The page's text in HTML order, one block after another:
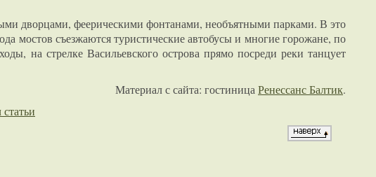
дворцами, феерическими фонтанами, необъятными парками. В это
мостов съезжаются туристические автобусы и многие горожане, по
на стрелке Васильевского острова прямо посреди реки танцует
Материал с сайта: гостиница Ренессанс Балтик.
статьи